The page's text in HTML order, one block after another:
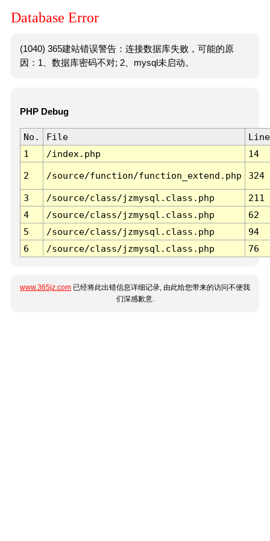
Database Error
(1040) 365建站错误警告：连接数据库失败，可能的原
因：1、数据库密码不对; 2、mysql未启动。
PHP Debug
No. File
Line
1
/index.php 14
2 /source/function/function_extend.php 324
3 /source/class/jzmysql.class.php
211
4
/source/class/jzmysql.class.php
62
5
/source/class/jzmysql.class.php
94
6
/source/class/jzmysql.class.php 76
www.365jz.com 已经将此出错信息详细记录, 由此给您带来的访问不便我
们深感歉意.